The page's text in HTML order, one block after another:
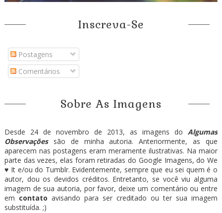
Inscreva-Se
Postagens
Comentários
Sobre As Imagens
Desde 24 de novembro de 2013, as imagens doAlgumas
Observaçõessão de minha autoria. Anteriormente, as que
aparecem nas postagens eram meramente ilustrativas. Na maior
parte das vezes, elas foram retiradas do Google Imagens, do We
♥ It e/ou do Tumblr. Evidentemente, sempre que eu sei quem é o
autor, dou os devidos créditos. Entretanto, se você viu alguma
imagem de sua autoria, por favor, deixe um comentário ou entre
em contato avisando para ser creditado ou ter sua imagem
substituída. ;)